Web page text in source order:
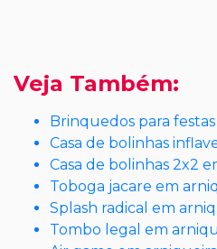
Veja Também:
Brinquedos para
Casa de bolinhas
Casa de bolinhas 2x2
Toboga jacare em
Splash radical em
Tombo legal em